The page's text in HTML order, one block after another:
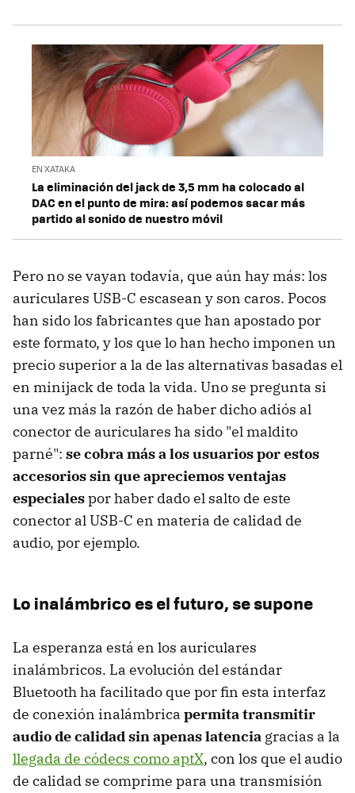
EN XATAKA
La eliminación del jack de 3,5 mm ha colocado al
DAC en el punto de mira: así podemos sacar más
partido al sonido de nuestro móvil
Pero no se vayan todavía, que aún hay más: los
auriculares USB-C escasean y son caros. Pocos
han sido los fabricantes que han apostado por
este formato, y los que lo han hecho imponen un
precio superior a la de las alternativas basadas el
en minijack de toda la vida. Uno se pregunta si
una vez más la razón de haber dicho adiós al
conector de auriculares ha sido "el maldito
parné": se cobra más a los usuarios por estos
accesorios sin que apreciemos ventajas
especialespor haber dado el salto de este
conector al USB-C en materia de calidad de
audio, por ejemplo.
Lo inalámbrico es el futuro, se supone
La esperanza está en los auriculares
inalámbricos. La evolución del estándar
Bluetooth ha facilitado que por fin esta interfaz
de conexión inalámbrica permita transmitir
audio de calidad sin apenas latencia gracias a la
llegada de códecs como aptX, con los que el audio
de calidad se comprime para una transmisión